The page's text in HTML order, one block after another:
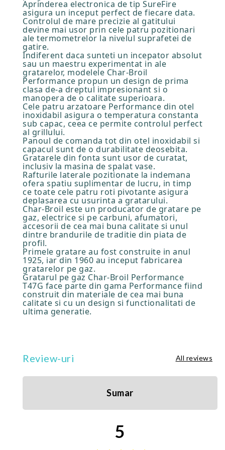
Aprinderea electronica de tip SureFire
asigura un inceput perfect de fiecare data.
Controlul de mare precizie al gatitului
devine mai usor prin cele patru pozitionari
ale termometrelor la nivelul suprafetei de
gatire.
Indiferent daca sunteti un incepator absolut
sau un maestru experimentat in ale
gratarelor, modelele Char-Broil
Performance propun un design de prima
clasa de-a dreptul impresionant si o
manopera de o calitate superioara.
Cele patru arzatoare Performance din otel
inoxidabil asigura o temperatura constanta
sub capac, ceea ce permite controlul perfect
al grillului.
Panoul de comanda tot din otel inoxidabil si
capacul sunt de o durabilitate deosebita.
Gratarele din fonta sunt usor de curatat,
inclusiv la masina de spalat vase.
Rafturile laterale pozitionate la indemana
ofera spatiu suplimentar de lucru, in timp
ce toate cele patru roti pivotante asigura
deplasarea cu usurinta a gratarului.
Char-Broil este un producator de gratare pe
gaz, electrice si pe carbuni, afumatori,
accesorii de cea mai buna calitate si unul
dintre brandurile de traditie din piata de
profil.
Primele gratare au fost construite in anul
1925, iar din 1960 au inceput fabricarea
gratarelor pe gaz.
Gratarul pe gaz Char-Broil Performance
T47G face parte din gama Performance fiind
construit din materiale de cea mai buna
calitate si cu un design si functionalitati de
ultima generatie.
Review-uri All reviews
Sumar
5